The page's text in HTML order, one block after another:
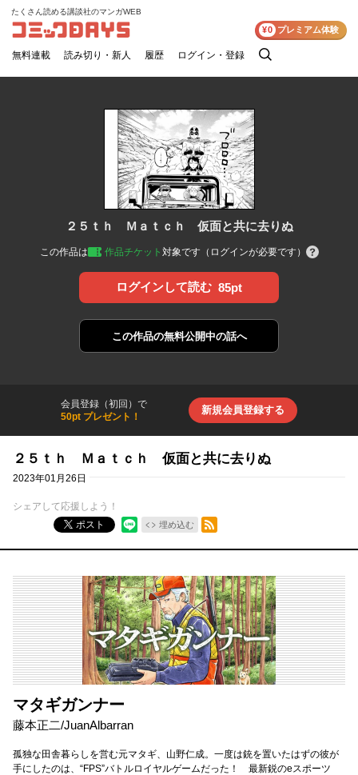
コミックDAYS
たくさん読める講談社のマンガWEB
無料連載 読み切り・新人 履歴 ログイン・登録
検
¥0 プレミアム体験
２５ｔｈ Ｍａｔｃｈ 仮面と共に去りぬ
この作品は 作品チケット 対象です（ログインが必要です）
ログインして読む 85pt
この作品の無料公開中の話へ
会員登録（初回）で
50pt プレゼント！
新規会員登録する
２５ｔｈ Ｍａｔｃｈ 仮面と共に去りぬ
2023年01月26日
シェアして応援しよう！
ポスト
埋め込む
RSSフィード
マタギガンナー
藤本正二/JuanAlbarran
孤独な田舎暮らしを営む元マタギ、山野仁成。一度は銃を置いたはずの彼が
手にしたのは、“FPS”バトルロイヤルゲームだった！ 最新鋭のeスポーツ